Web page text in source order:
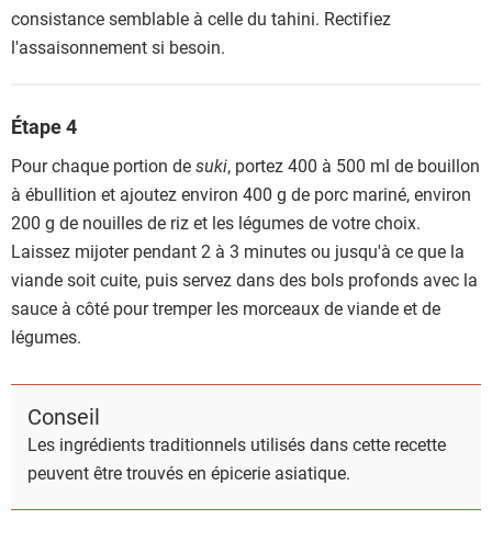
consistance semblable à celle du tahini. Rectifiez
l'assaisonnement si besoin.
Étape 4
Pour chaque portion desuki, portez 400 à 500 ml de bouillon
à ébullition et ajoutez environ 400 g de porc mariné, environ
200 g de nouilles de riz et les légumes de votre choix.
Laissez mijoter pendant 2 à 3 minutes ou jusqu'à ce que la
viande soit cuite, puis servez dans des bols profonds avec la
sauce à côté pour tremper les morceaux de viande et de
légumes.
Conseil
Les ingrédients traditionnels utilisés dans cette recette
peuvent être trouvés en épicerie asiatique.